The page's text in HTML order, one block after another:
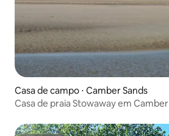
Casa de campo ⋅ Camber Sands
Casa de praia Stowaway em Camber